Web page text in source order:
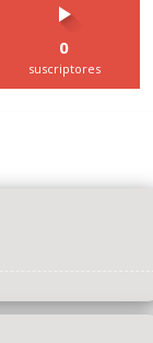
0
suscriptores